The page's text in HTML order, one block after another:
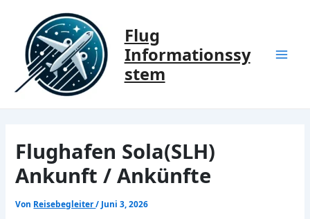
springen
Flug
Informationssy
stem
Flughafen Sola(SLH)
Ankunft / Ankünfte
Von Reisebegleiter/ Juni 3, 2026